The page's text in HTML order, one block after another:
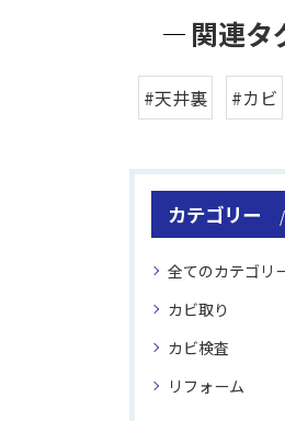
関連タ
#天井裏 #カビ
カテゴリー
全てのカテゴリ
カビ取り
カビ検査
リフォーム